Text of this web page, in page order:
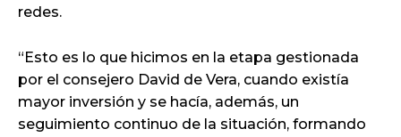
redes.
“Esto es lo que hicimos en la etapa gestionada
por el consejero David de Vera, cuando existía
mayor inversión y se hacía, además, un
seguimiento continuo de la situación, formando